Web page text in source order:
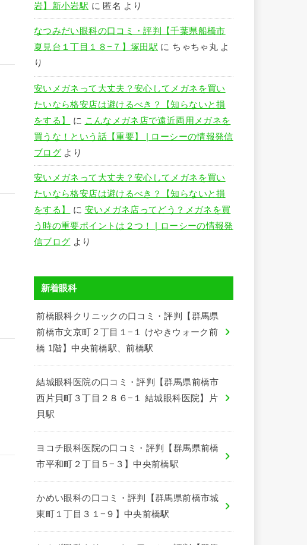
岩】新小岩駅 に 匿名 より
なつみだい眼科の口コミ・評判【千葉県船橋市
夏見台１丁目１８−７】塚田駅 に ちゃちゃ丸 よ
り
安いメガネって大丈夫？安心してメガネを買い
たいなら格安店は避けるべき？【知らないと損
をする】
に こんなメガネ店で遠近両用メガネを
買うな！という話【重要】 | ローシーの情報発信
ブログ より
安いメガネって大丈夫？安心してメガネを買い
たいなら格安店は避けるべき？【知らないと損
をする】
に 安いメガネ店ってどう？メガネを買
う時の重要ポイントは２つ！ | ローシーの情報発
信ブログ より
新着眼科
前橋眼科クリニックの口コミ・評判【群馬県
前橋市文京町２丁目１−１ けやきウォーク前
橋 1階】中央前橋駅、前橋駅
結城眼科医院の口コミ・評判【群馬県前橋市
西片貝町３丁目２８６−１ 結城眼科医院】片
貝駅
ヨコチ眼科医院の口コミ・評判【群馬県前橋
市平和町２丁目５−３】中央前橋駅
かめい眼科の口コミ・評判【群馬県前橋市城
東町１丁目３１−９】中央前橋駅